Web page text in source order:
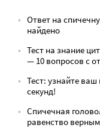
Ответ на
найдено
Тест на знание
— 10 вопросов с
Тест: узнайте ваш
секунд!
Спичечная
равенство верным